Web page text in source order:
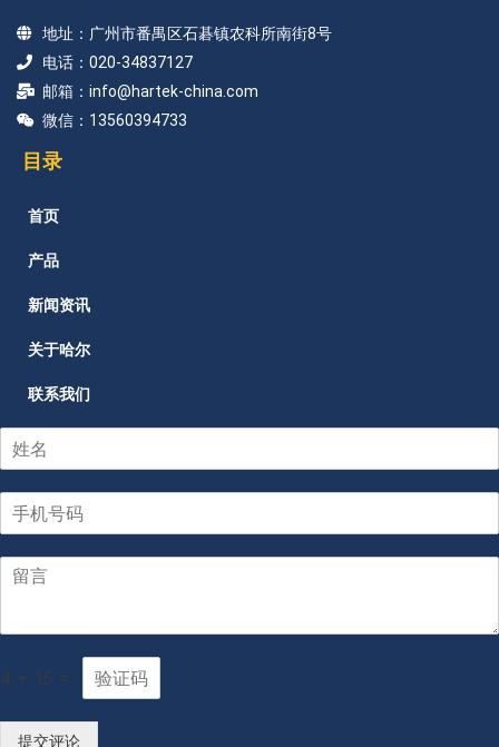
地址：广州市番禺区石碁镇农科所南街8号
电话：020-34837127
邮箱：info@hartek-china.com
微信：13560394733
目录
首页
产品
新闻资讯
关于哈尔
联系我们
4 + 15 =
提交评论